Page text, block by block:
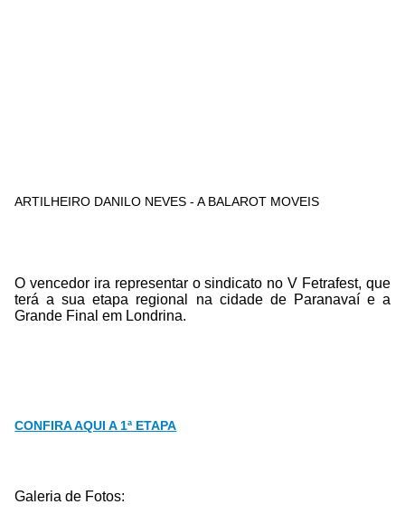
ARTILHEIRO DANILO NEVES - A BALAROT MOVEIS
O vencedor ira representar o sindicato no V Fetrafest, que
terá a sua etapa regional na cidade de Paranavaí e a
Grande Final em Londrina.
CONFIRA AQUI A 1ª ETAPA
Galeria de Fotos: